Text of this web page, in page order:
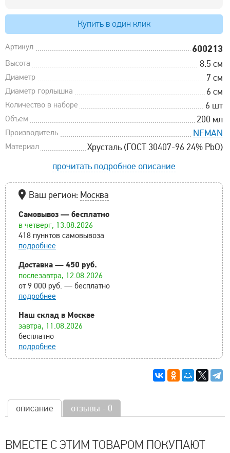
Купить в один клик
Артикул 600213
Высота 8.5 см
Диаметр 7 см
Диаметр горлышка 6 см
Количество в наборе 6 шт
Объем 200 мл
Производитель NEMAN
Материал
Хрусталь (ГОСТ 30407-96 24% PbO)
прочитать подробное описание
Ваш регион: Москва
Самовывоз — бесплатно
в четверг, 13.08.2026
418 пунктов самовывоза
подробнее
Доставка — 450 руб.
послезавтра, 12.08.2026
от 9 000 руб. — бесплатно
подробнее
Наш склад в Москве
завтра, 11.08.2026
бесплатно
подробнее
описание отзывы - 0
ВМЕСТЕ С ЭТИМ ТОВАРОМ ПОКУПАЮТ